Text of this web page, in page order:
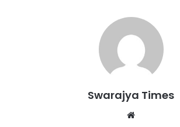
Swarajya Times